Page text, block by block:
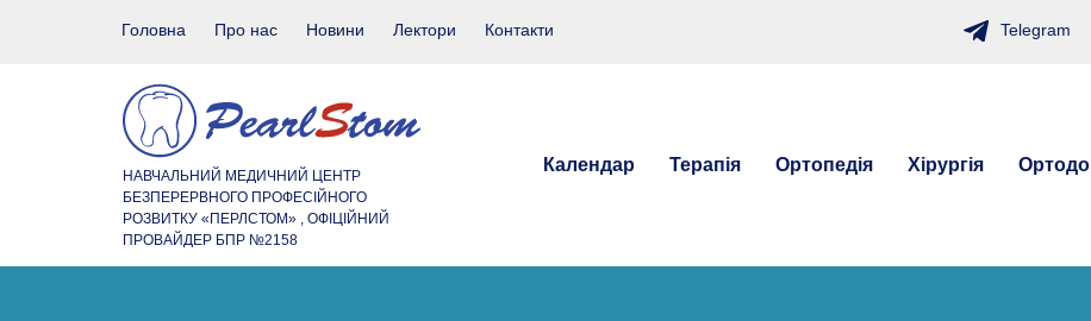
Головна Про нас Новини Лектори Контакти Telegram
НАВЧАЛЬНИЙ МЕДИЧНИЙ ЦЕНТР
БЕЗПЕРЕРВНОГО ПРОФЕСІЙНОГО
РОЗВИТКУ «ПЕРЛСТОМ» , ОФІЦІЙНИЙ
ПРОВАЙДЕР БПР №2158
Календар Терапія Ортопедія Хірургія